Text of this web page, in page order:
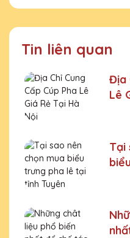
Tin liên quan
Địa
Lê
Tại